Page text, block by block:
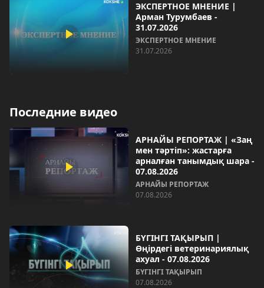
ЭКСПЕРТНОЕ МНЕНИЕ |
Арман Турумбаев -
31.07.2026
ЭКСПЕРТНОЕ МНЕНИЕ
31.07.2026
Последние видео
АРНАЙЫ РЕПОРТАЖ | «Заң
мен тәртіп»: жастарға
арналған танымдық шара -
07.08.2026
АРНАЙЫ РЕПОРТАЖ
07.08.2026
БҮГІНГІ ТАҚЫРЫП |
Өңірдегі ветеринариялық
ахуал - 07.08.2026
БҮГІНГІ ТАҚЫРЫП
07.08.2026